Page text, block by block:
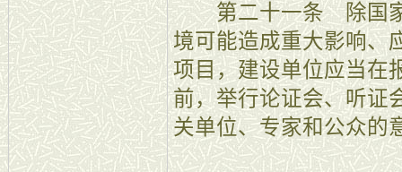
第二十一条 除国家
境可能造成重大影响、
项目，建设单位应当在
前，举行论证会、听证
关单位、专家和公众的